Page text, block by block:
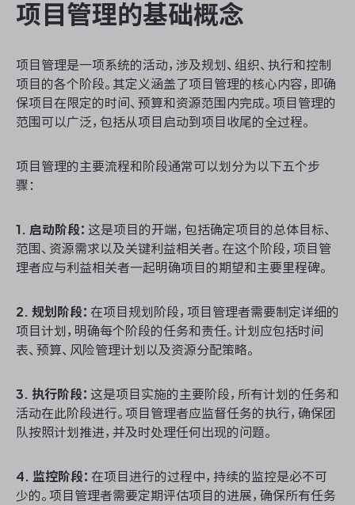
ASPICE 研发管理
ONES 资讯
ONES 资讯
项目管理的基础概念
项目管理是一项系统的活动，涉及规划、组织、执行和控制
项目的各个阶段。其定义涵盖了项目管理的核心内容，即确
保项目在限定的时间、预算和资源范围内完成。项目管理的
范围可以广泛，包括从项目启动到项目收尾的全过程。
项目管理的主要流程和阶段通常可以划分为以下五个步
骤：
1. 启动阶段： 这是项目的开端，包括确定项目的总体目标、
范围、资源需求以及关键利益相关者。在这个阶段，项目管
理者应与利益相关者一起明确项目的期望和主要里程碑。
2. 规划阶段： 在项目规划阶段，项目管理者需要制定详细的
项目计划，明确每个阶段的任务和责任。计划应包括时间
表、预算、风险管理计划以及资源分配策略。
3. 执行阶段： 这是项目实施的主要阶段，所有计划的任务和
活动在此阶段进行。项目管理者应监督任务的执行，确保团
队按照计划推进，并及时处理任何出现的问题。
4. 监控阶段： 在项目进行的过程中，持续的监控是必不可
少的。项目管理者需要定期评估项目的进展，确保所有任务